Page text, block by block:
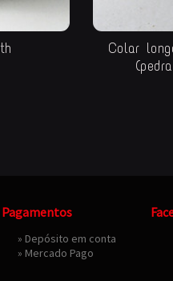
Colar
Pagamentos
» Depósito em conta
» Mercado Pago